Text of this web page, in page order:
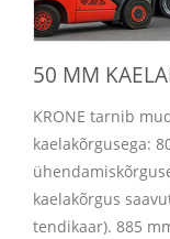
50 MM
KRONE tarnib
kaelakõrgusega:
kaelakõrgus
tendikaar). 885